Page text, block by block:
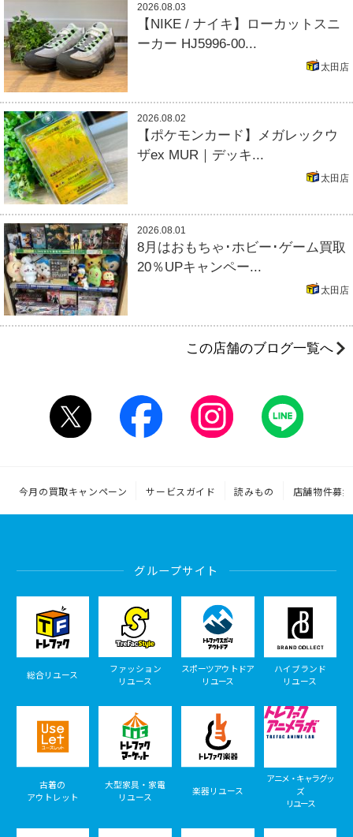
2026.08.03
【NIKE / ナイキ】ローカットスニ
ーカー HJ5996-00...
太田店
2026.08.02
【ポケモンカード】メガレックウ
ザex MUR｜デッキ...
太田店
2026.08.01
8月はおもちゃ･ホビー･ゲーム買取
20％UPキャンペー...
太田店
この店舗のブログ一覧へ
今月の買取キャンペーン サービスガイド 読みもの 店舗物件募集
グループサイト
総合リユース
ファッション
リユース
スポーツアウトドア
リユース
ハイブランド
リユース
古着の
アウトレット
大型家具・家電
リユース
楽器リユース
アニメ・キャラグッ
ズ
リユース